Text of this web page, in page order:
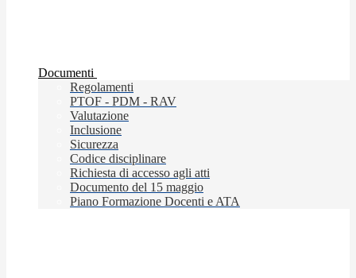
Documenti
Regolamenti
PTOF - PDM - RAV
Valutazione
Inclusione
Sicurezza
Codice disciplinare
Richiesta di accesso agli atti
Documento del 15 maggio
Piano Formazione Docenti e ATA